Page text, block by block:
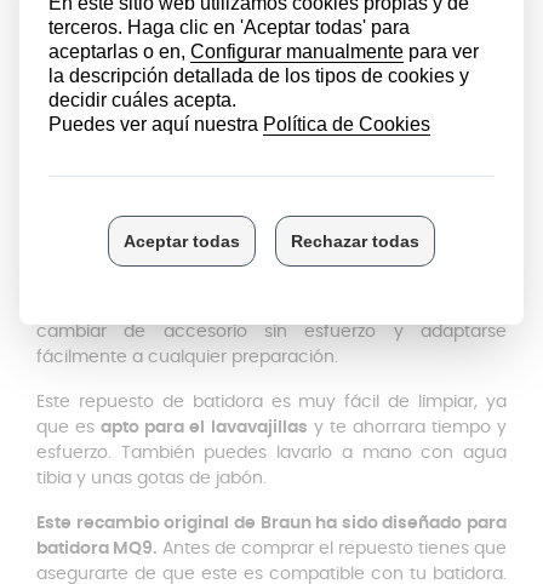
gran calidad.Es el modelo insignia de Braun, cuenta
con latecnología ACTIVEBlade, que desplaza las
cuchillas del brazo arriba y abajo, garantizando hasta
un 40% menos de esfuerzo para batir los ingredientes
más duros. También cuenta con la
PowerBell Pus. Este brazo metálico cuenta con una
El brazo metálico de Braun 4200 también destaca por
cambiar de accesorio sin esfuerzo y adaptarse
fácilmente a cualquier preparación.
Este repuesto de batidora es muy fácil de limpiar, ya
que esapto para el lavavajillas y te ahorrara tiempo y
esfuerzo. También puedes lavarlo a mano con agua
tibia y unas gotas de jabón.
Este recambio original de Braun ha sido diseñado para
batidora MQ9. Antes de comprar el repuesto tienes que
asegurarte de que este es compatible con tu batidora.